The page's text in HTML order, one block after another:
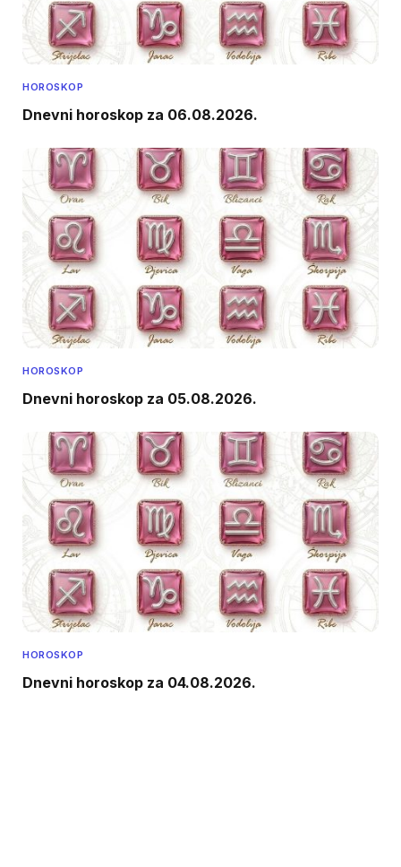
HOROSKOP
Dnevni horoskop za 06.08.2026.
HOROSKOP
Dnevni horoskop za 05.08.2026.
HOROSKOP
Dnevni horoskop za 04.08.2026.